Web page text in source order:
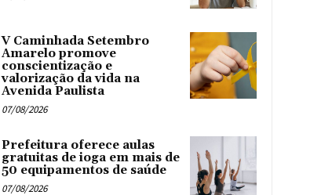
V Caminhada Setembro
Amarelo promove
conscientização e
valorização da vida na
Avenida Paulista
07/08/2026
Prefeitura oferece aulas
gratuitas de ioga em mais de
50 equipamentos de saúde
07/08/2026